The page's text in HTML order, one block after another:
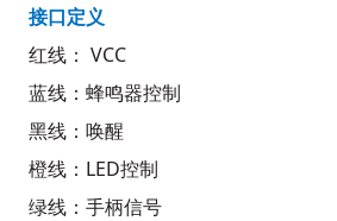
接口定义
红线： VCC
蓝线：蜂鸣器控制
黑线：唤醒
橙线：LED控制
绿线：手柄信号